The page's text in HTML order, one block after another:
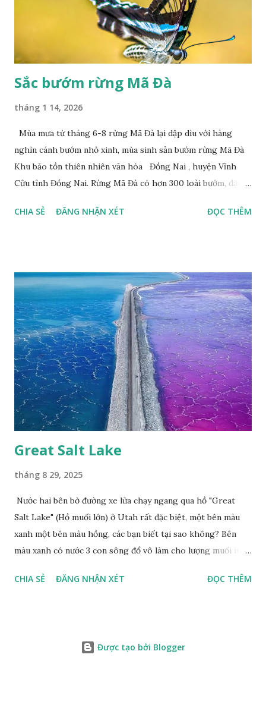
Sắc bướm rừng Mã Đà
tháng 1 14, 2026
Mùa mưa từ tháng 6-8 rừng Mã Đà lại dập dìu với hàng
nghìn cánh bướm nhỏ xinh, mùa sinh sản bướm rừng Mã Đà
Khu bảo tồn thiên nhiên văn hóa Đồng Nai , huyện Vĩnh
Cửu tỉnh Đồng Nai. Rừng Mã Đà có hơn 300 loài bướm, đặc
đuôi trắng (Lamproptera curius) đặc trưng là cái đuôi dài
Happy Việt Nam 2024 Vietnam.vn
CHIA SẺ ĐĂNG NHẬN XÉT ĐỌC THÊM
Great Salt Lake
tháng 8 29, 2025
Nước hai bên bờ đường xe lửa chạy ngang qua hồ "Great
Salt Lake" (Hồ muối lớn) ở Utah rất đặc biệt, một bên màu
xanh một bên màu hồng, các bạn biết tại sao không? Bên
màu xanh có nước 3 con sông đổ vô làm cho lượng muối ít,
biển, nhiều sinh vật thích muối sống ở đây, tạo nên màu
CHIA SẺ ĐĂNG NHẬN XÉT ĐỌC THÊM
Được tạo bởi Blogger